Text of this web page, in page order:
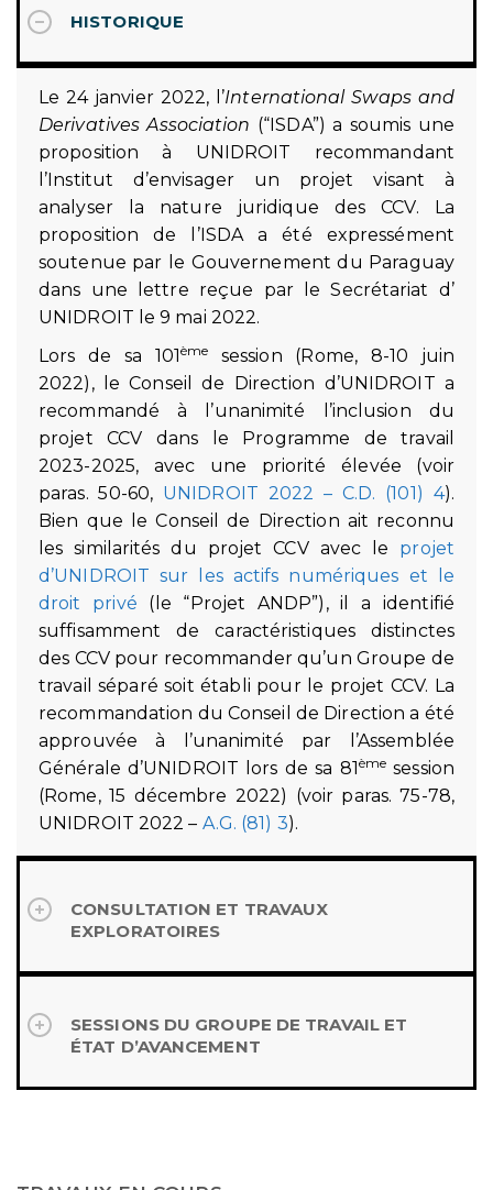
HISTORIQUE
Le 24 janvier 2022, l’International Swaps and
Derivatives Association (“ISDA”) a soumis une
proposition à UNIDROIT recommandant
l’Institut d’envisager un projet visant à
analyser la nature juridique des CCV. La
proposition de l’ISDA a été expressément
soutenue par le Gouvernement du Paraguay
dans une lettre reçue par le Secrétariat d’
UNIDROIT le 9 mai 2022.
Lors de sa 101ème
session (Rome, 8-10 juin
2022), le Conseil de Direction d’UNIDROIT a
recommandé à l’unanimité l’inclusion du
projet CCV dans le Programme de travail
2023-2025, avec une priorité élevée (voir
paras. 50-60, UNIDROIT 2022 – C.D. (101) 4).
Bien que le Conseil de Direction ait reconnu
les similarités du projet CCV avec le projet
d’UNIDROIT sur les actifs numériques et le
droit privé (le “Projet ANDP”), il a identifié
suffisamment de caractéristiques distinctes
des CCV pour recommander qu’un Groupe de
travail séparé soit établi pour le projet CCV. La
recommandation du Conseil de Direction a été
approuvée à l’unanimité par l’Assemblée
Générale d’UNIDROIT lors de sa 81ème session
(Rome, 15 décembre 2022) (voir paras. 75-78,
UNIDROIT 2022 – A.G. (81) 3).
CONSULTATION ET TRAVAUX
EXPLORATOIRES
SESSIONS DU GROUPE DE TRAVAIL ET
ÉTAT D’AVANCEMENT